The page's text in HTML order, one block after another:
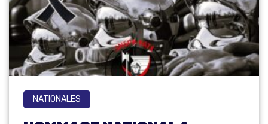
NATIONALES